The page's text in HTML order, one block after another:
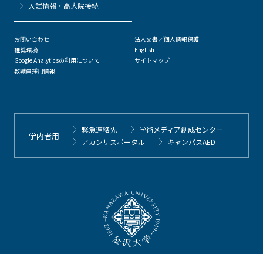
⼊試情報・高大院接続
お問い合わせ
推奨環境
Google Analyticsの利用について
教職員採用情報
法人文書／個人情報保護
English
サイトマップ
学内者用
緊急連絡先
学術メディア創成センター
アカンサスポータル
キャンパスAED